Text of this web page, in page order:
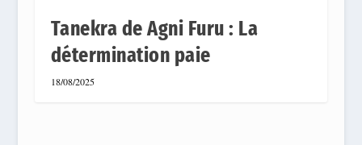
Tanekra de Agni Furu : La
détermination paie
18/08/2025